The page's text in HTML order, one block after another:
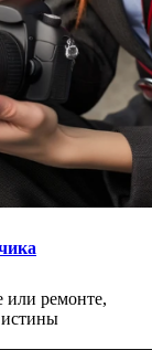
или ремонте,